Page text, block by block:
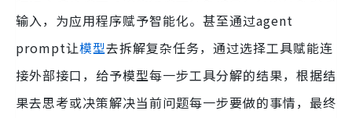
输入，为应用程序赋予智能化。甚至通过agent
prompt让模型去拆解复杂任务，通过选择工具赋能连
接外部接口，给予模型每一步工具分解的结果，根据结
果去思考或决策解决当前问题每一步要做的事情，最终